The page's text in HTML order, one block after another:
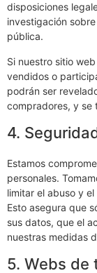
disposiciones
investigación
pública.
Si nuestro sitio
vendidos o
podrán ser
compradores, y se
4.
Estamos
personales.
limitar el abuso y
Esto asegura que
sus datos, que el
nuestras medidas
5. Webs de